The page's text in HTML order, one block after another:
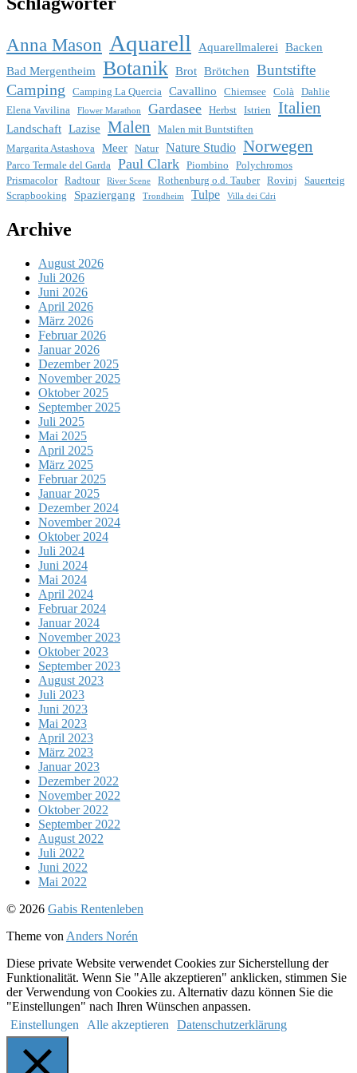
Anna Mason Aquarell Aquarellmalerei
Backen
Bad Mergentheim
Botanik Brot Brötchen Buntstifte
Camping Camping La Quercia Cavallino Chiemsee Colà
Dahlie
Elena Vavilina
Flower Marathon Gardasee Herbst Istrien Italien
Landschaft Lazise Malen
Malen mit Buntstiften
Margarita Astashova
Meer Natur Nature Studio Norwegen
Parco Termale del Garda Paul Clark Piombino
Polychromos
Prismacolor Radtour River Scene Rothenburg o.d. Tauber Rovinj
Sauerteig
Scrapbooking
Spaziergang Trondheim Tulpe Villa dei Cdri
Archive
August 2026
Juli 2026
Juni 2026
April 2026
März 2026
Februar 2026
Januar 2026
Dezember 2025
November 2025
Oktober 2025
September 2025
Juli 2025
Mai 2025
April 2025
März 2025
Februar 2025
Januar 2025
Dezember 2024
November 2024
Oktober 2024
Juli 2024
Juni 2024
Mai 2024
April 2024
Februar 2024
Januar 2024
November 2023
Oktober 2023
September 2023
August 2023
Juli 2023
Juni 2023
Mai 2023
April 2023
März 2023
Januar 2023
Dezember 2022
November 2022
Oktober 2022
September 2022
August 2022
Juli 2022
Juni 2022
Mai 2022
Nach
© 2026 Gabis Rentenleben
Theme von Anders Norén
Diese private Website verwendet Cookies zur Sicherstellung der
Funktionalität. Wenn Sie "Alle akzeptieren" anklicken, stimmen Sie
der Verwendung von Cookies zu. Alternativ dazu können Sie die
"Einstellungen" nach Ihren Wünschen anpassen.
Einstellungen
Alle akzeptieren Datenschutzerklärung